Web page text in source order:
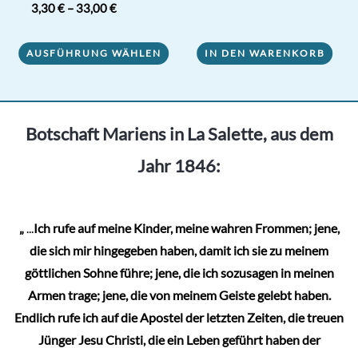
3,30€– 33,00€
AUSFÜHRUNG WÄHLEN
Produkt
mehrere
auf.
auf
der
Produktseite
gewählt
werden
IN DEN WARENKORB
Botschaft Mariens in La Salette, aus dem
Jahr 1846:
„...Ich rufe auf meine Kinder, meine wahren Frommen; jene,
die sich mir hingegeben haben, damit ich sie zu meinem
göttlichen Sohne führe; jene, die ich sozusagen in meinen
Armen trage; jene, die von meinem Geiste gelebt haben.
Endlich rufe ich auf die Apostel der letzten Zeiten, die treuen
Jünger Jesu Christi, die ein Leben geführt haben der